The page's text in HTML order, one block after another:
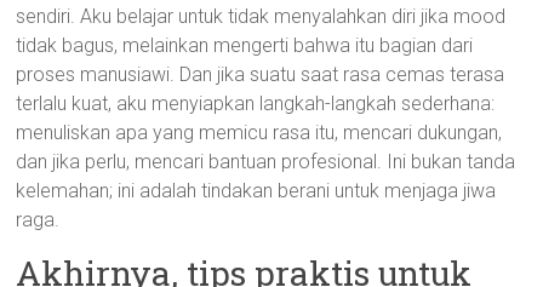
sendiri. Aku belajar untuk tidak menyalahkan diri jika mood
tidak bagus, melainkan mengerti bahwa itu bagian dari
proses manusiawi. Dan jika suatu saat rasa cemas terasa
terlalu kuat, aku menyiapkan langkah-langkah sederhana:
menuliskan apa yang memicu rasa itu, mencari dukungan,
dan jika perlu, mencari bantuan profesional. Ini bukan tanda
kelemahan; ini adalah tindakan berani untuk menjaga jiwa
raga.
Akhirnya, tips praktis untuk